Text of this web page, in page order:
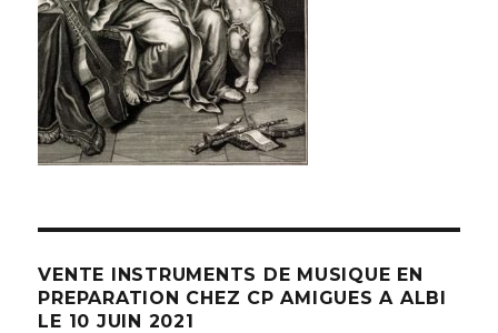
VENTE INSTRUMENTS DE MUSIQUE EN
PREPARATION CHEZ CP AMIGUES A ALBI
LE 10 JUIN 2021